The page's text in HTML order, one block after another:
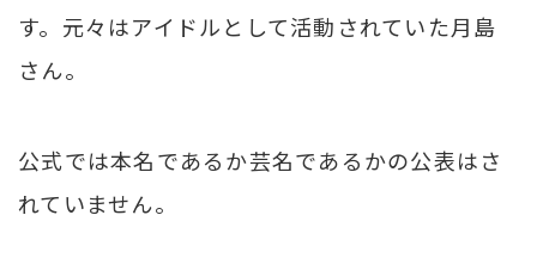
す。元々はアイドルとして活動されていた月島
さん。
公式では本名であるか芸名であるかの公表はさ
れていません。